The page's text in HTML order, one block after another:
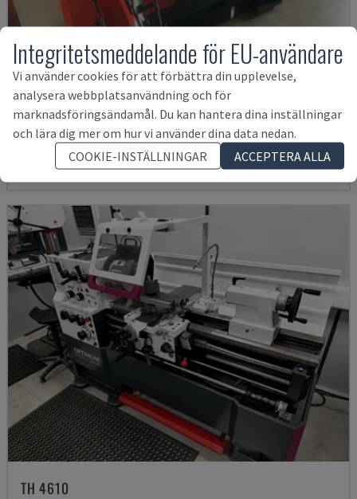
EMCOMAT 200X1000
EMCO - HORISONTELL SVARV
TYSKLAND 2001
153 455 SEK
TH 4610
Integritetsmeddelande för EU-användare
Vi använder cookies för att förbättra din upplevelse,
analysera webbplatsanvändning och för
marknadsföringsändamål. Du kan hantera dina inställningar
och lära dig mer om hur vi använder dina data nedan.
COOKIE-INSTÄLLNINGAR
ACCEPTERA ALLA